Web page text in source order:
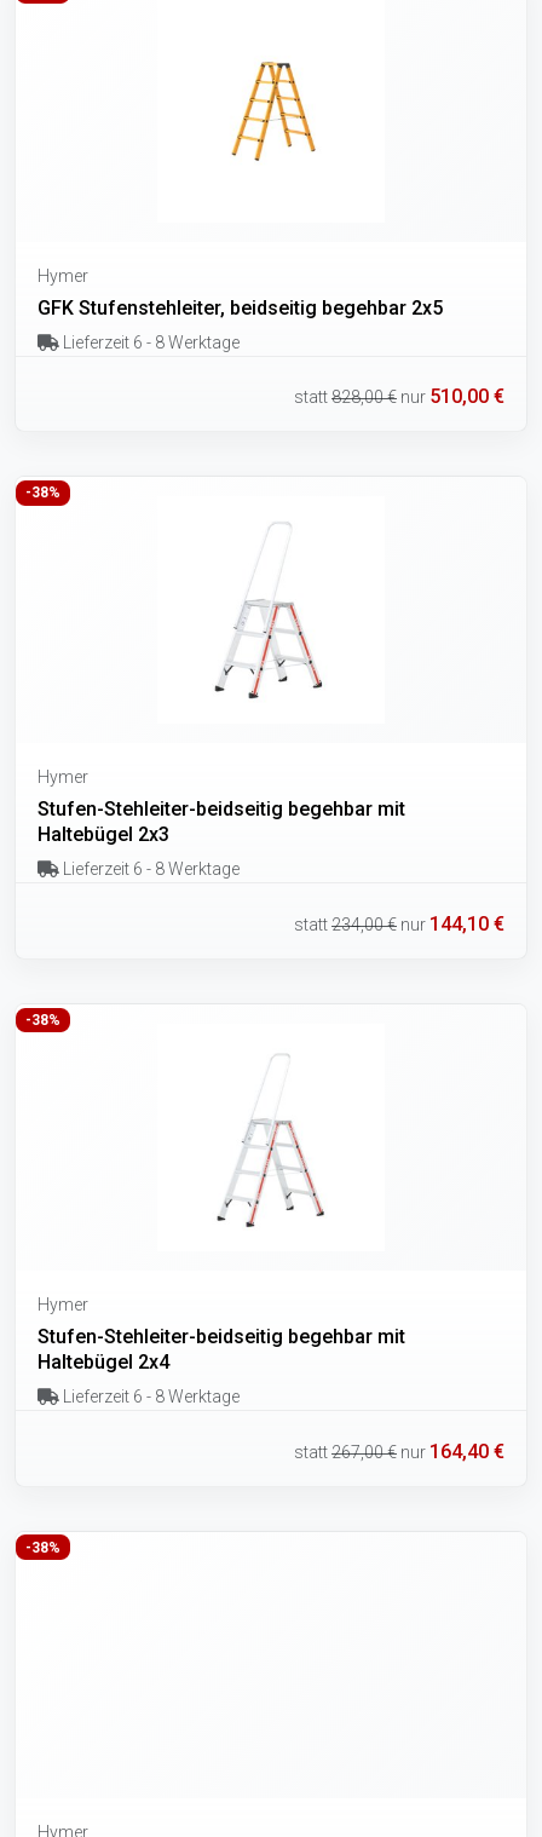
Hymer
GFK Stufenstehleiter, beidseitig begehbar 2x5
Lieferzeit 6 - 8 Werktage
statt828,00 € nur 510,00 €
-38%
Hymer
Stufen-Stehleiter-beidseitig begehbar mit
Haltebügel 2x3
Lieferzeit 6 - 8 Werktage
statt234,00 € nur 144,10 €
-38%
Hymer
Stufen-Stehleiter-beidseitig begehbar mit
Haltebügel 2x4
Lieferzeit 6 - 8 Werktage
statt267,00 € nur 164,40 €
-38%
Hymer